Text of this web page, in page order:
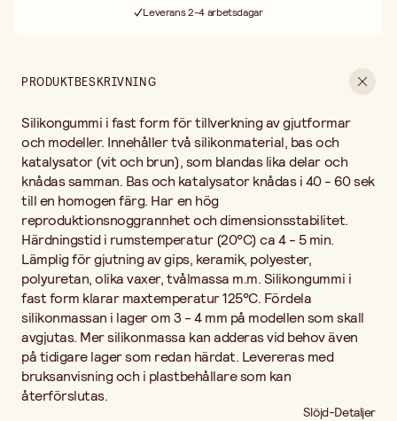
Leverans 2-4 arbetsdagar
PRODUKTBESKRIVNING
Silikongummi i fast form för tillverkning av gjutformar
och modeller. Innehåller två silikonmaterial, bas och
katalysator (vit och brun), som blandas lika delar och
knådas samman. Bas och katalysator knådas i 40 - 60 sek
till en homogen färg. Har en hög
reproduktionsnoggrannhet och dimensionsstabilitet.
Härdningstid i rumstemperatur (20°C) ca 4 - 5 min.
Lämplig för gjutning av gips, keramik, polyester,
polyuretan, olika vaxer, tvålmassa m.m. Silikongummi i
fast form klarar maxtemperatur 125°C. Fördela
silikonmassan i lager om 3 - 4 mm på modellen som skall
avgjutas. Mer silikonmassa kan adderas vid behov även
på tidigare lager som redan härdat. Levereras med
bruksanvisning och i plastbehållare som kan
återförslutas.
Slöjd-Detaljer